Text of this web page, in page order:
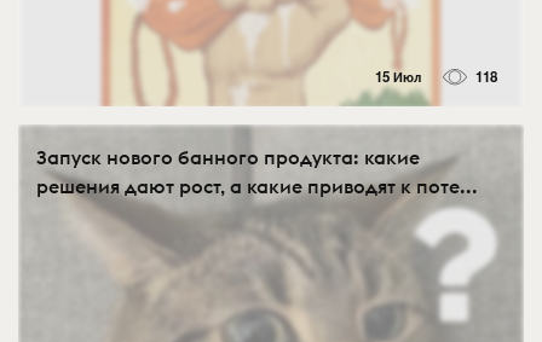
15 Июл 118
Запуск нового банного продукта: какие
решения дают рост, а какие приводят к поте...